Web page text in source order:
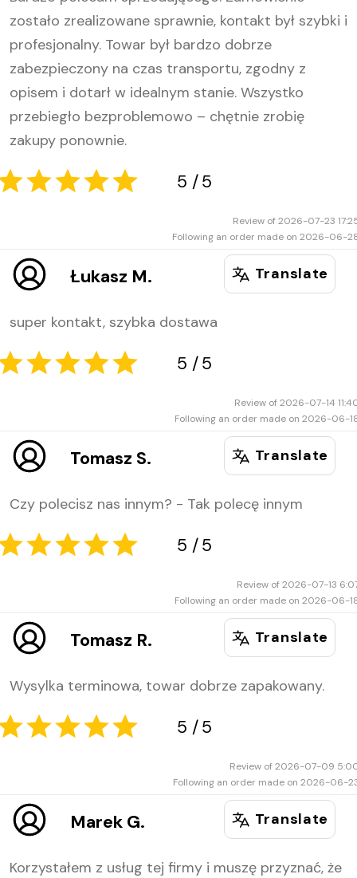
5 5
zostało zrealizowane sprawnie, kontakt był szybki i
profesjonalny. Towar był bardzo dobrze
zabezpieczony na czas transportu, zgodny z
opisem i dotarł w idealnym stanie. Wszystko
przebiegło bezproblemowo – chętnie zrobię
zakupy ponownie.
5
Review of 2026-07-23
Following an order made on 2026-06-
Łukasz M. Translate
super kontakt, szybka dostawa
5
Review of 2026-07-14
Following an order made on 2026-06-
Tomasz S. Translate
Czy polecisz nas innym? - Tak polecę innym
5
Review of 2026-07-13
Following an order made on 2026-06-
Tomasz R. Translate
Wysylka terminowa, towar dobrze zapakowany.
Review of 2026-07-09
Following an order made on 2026-06-
Marek G. Translate
Korzystałem z usług tej firmy i muszę przyznać, że